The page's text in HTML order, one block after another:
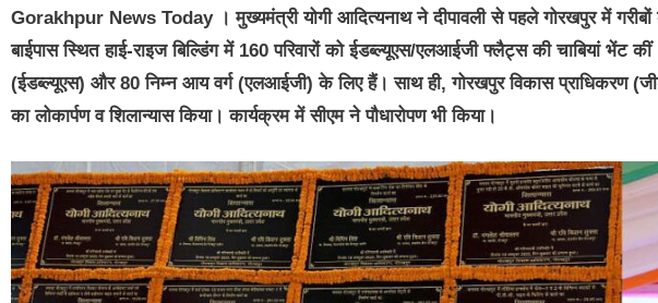
Gorakhpur News Today। मुख्यमंत्री योगी आदित्यनाथ ने दीपावली से पहले गोरखपुर में गरीबों
बाईपास स्थित हाई-राइज बिल्डिंग में 160 परिवारों को ईडब्ल्यूएस/एलआईजी फ्लैट्स की चाबियां
(ईडब्ल्यूएस) और 80 निम्न आय वर्ग (एलआईजी) के लिए हैं। साथ ही, गोरखपुर विकास प्राधिकरण
का लोकार्पण व शिलान्यास किया। कार्यक्रम में सीएम ने पौधारोपण भी किया।